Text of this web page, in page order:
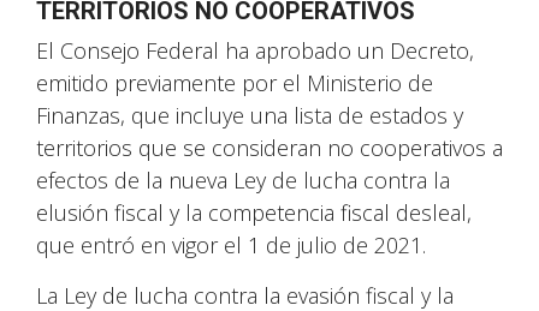
TERRITORIOS NO COOPERATIVOS
El Consejo Federal ha aprobado un Decreto,
emitido previamente por el Ministerio de
Finanzas, que incluye una lista de estados y
territorios que se consideran no cooperativos a
efectos de la nueva Ley de lucha contra la
elusión fiscal y la competencia fiscal desleal,
que entró en vigor el 1 de julio de 2021.
La Ley de lucha contra la evasión fiscal y la